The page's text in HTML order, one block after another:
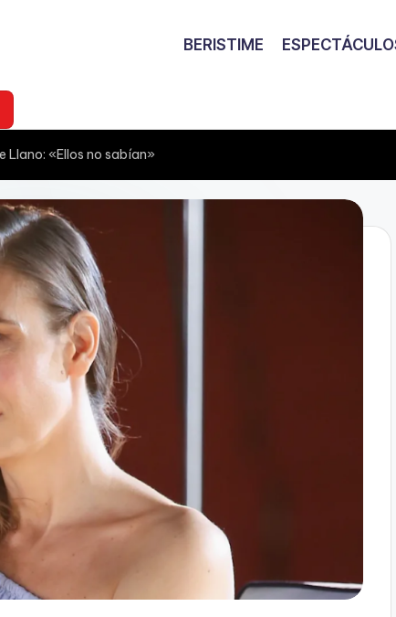
BERISTIME
Llano: «Ellos no sabían»